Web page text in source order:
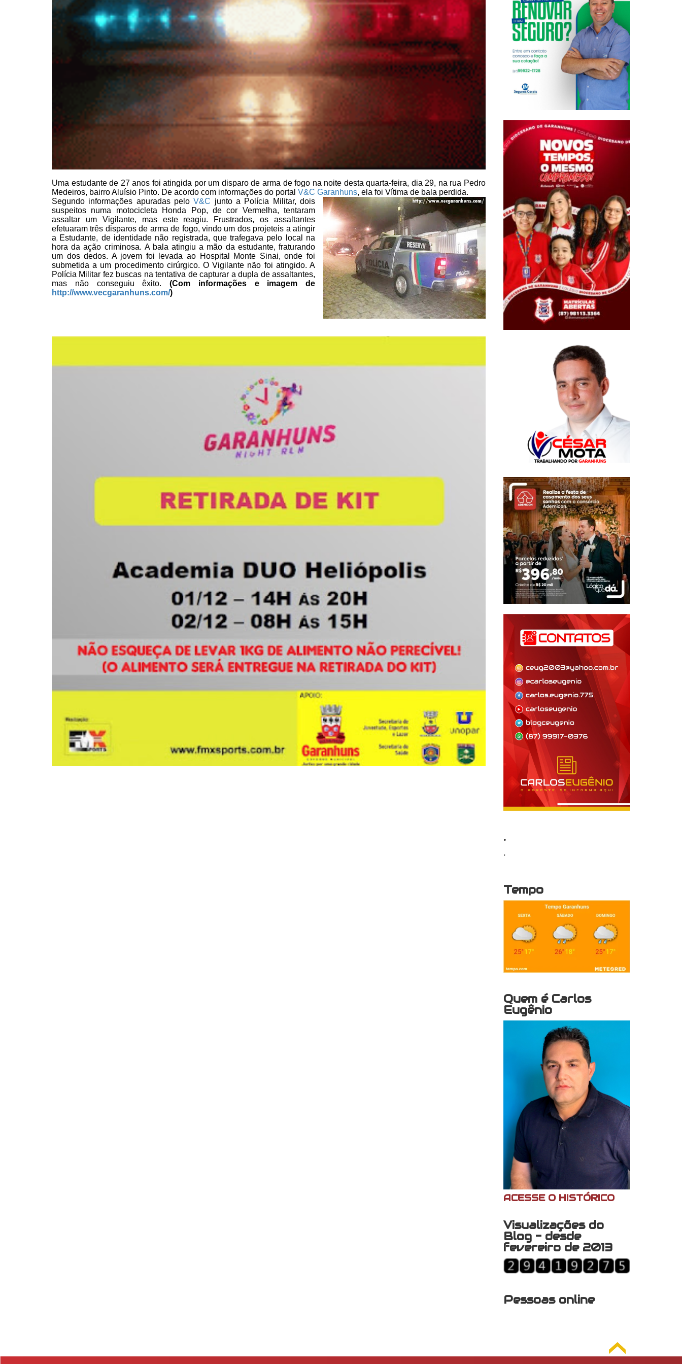
Uma estudante de 27 anos foi atingida por um disparo de arma de fogo na noite desta quarta-feira, dia 29, na rua Pedro
Medeiros, bairro Aluísio Pinto. De acordo com informações do portal V&C Garanhuns, ela foi Vítima de bala perdida.
Segundo informações apuradas peloV&C junto a Polícia Militar, dois
suspeitos numa motocicleta Honda Pop, de cor Vermelha, tentaram
assaltar um Vigilante, mas este reagiu. Frustrados, os assaltantes
efetuaram três disparos de arma de fogo, vindo um dos projeteis a atingir
a Estudante, deidentidade não registrada, que trafegava pelo local na
hora da ação criminosa. A bala atingiu a mão da estudante, fraturando
um dos dedos. A jovem foi levada ao Hospital Monte Sinai, onde foi
submetida a um procedimento cirúrgico. O Vigilante não foi atingido. A
Polícia Militar fez buscas na tentativa de capturar a dupla deassaltantes,
mas não conseguiu êxito. (Com informações e imagem de
http://www.vecgaranhuns.com/)
.
.
Tempo
Quem é Carlos
Eugênio
ACESSE O HISTÓRICO
Visualizações do
Blog - desde
fevereiro de 2013
Pessoas online